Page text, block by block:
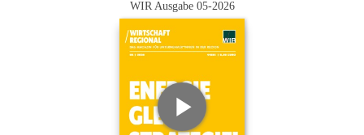
WIR Ausgabe 05-2026